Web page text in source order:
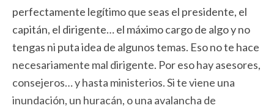
perfectamente legítimo que seas el presidente, el
capitán, el dirigente… el máximo cargo de algo y no
tengas ni puta idea de algunos temas. Eso no te hace
necesariamente mal dirigente. Por eso hay asesores,
consejeros… y hasta ministerios. Si te viene una
inundación, un huracán, o una avalancha de